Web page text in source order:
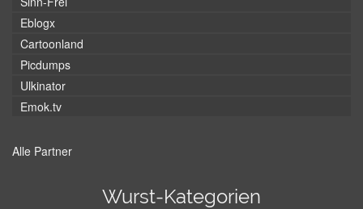
Eblogx
Cartoonland
Picdumps
Ulkinator
Emok.tv
Alle Partner
Wurst-Kategorien